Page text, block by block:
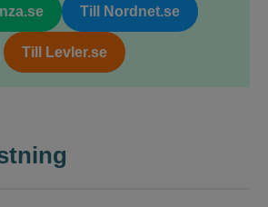
Till Nordnet.se
Till Levler.se